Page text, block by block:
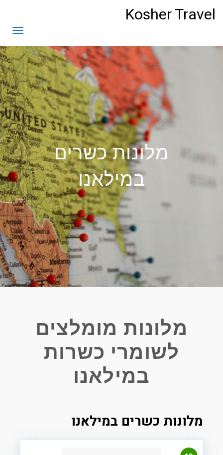
לתוכןKosher Travel
מלונות כשרים
במילאנו
מלונות מומלצים
לשומרי כשרות
במילאנו
מלונות כשרים במילאנו